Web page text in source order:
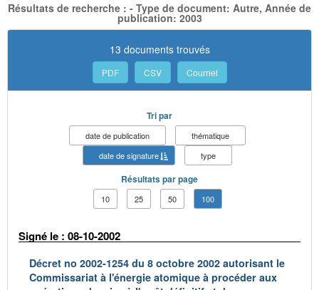
Résultats de recherche : - Type de document: Autre, Année de
publication: 2003
13 documents trouvés
PDF CSV Courriel
Tri par
date de publication
thématique
date de signature
type
Résultats par page
10 25 50 100
Signé le : 08-10-2002
Décret no 2002-1254 du 8 octobre 2002 autorisant le
Commissariat à l'énergie atomique à procéder aux